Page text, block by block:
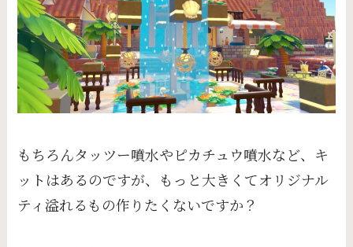
もちろんタッツー噴水やピカチュウ噴水など、キ
ットはあるのですが、もっと大きくてオリジナル
ティ溢れるもの作りたくないですか？